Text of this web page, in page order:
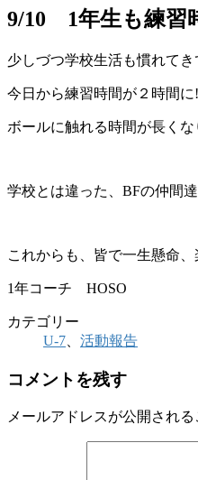
9/10 1年生も練習
少しづつ学校生活も慣れて
今日から練習時間が２時間に
ボールに触れる時間が長くな
学校とは違った、BFの仲間
これからも、皆で一生懸命、
1年コーチ HOSO
カテゴリー
U-7
活動報告
コメントを残す
メールアドレスが公開される